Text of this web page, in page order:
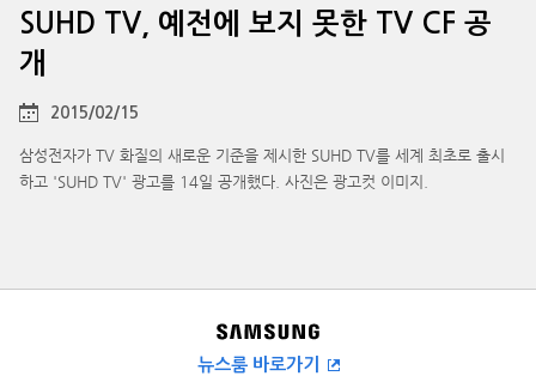
SUHD TV, 예전에 보지 못한 TV CF 공
개
2015/02/15
삼성전자가 TV 화질의 새로운 기준을 제시한 SUHD TV를 세계 최초로 출시
하고 'SUHD TV' 광고를 14일 공개했다. 사진은 광고컷 이미지.
뉴스룸 바로가기